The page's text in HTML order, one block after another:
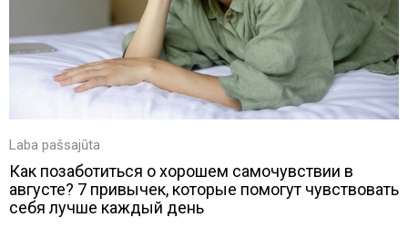
Laba pašsajūta
Как позаботиться о хорошем самочувствии в
августе? 7 привычек, которые помогут чувствовать
себя лучше каждый день